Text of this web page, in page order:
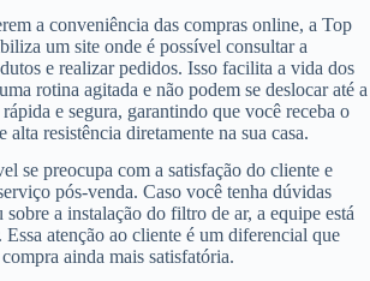
a conveniência das compras online, a Top
um site onde é possível consultar a
e realizar pedidos. Isso facilita a vida dos
rotina agitada e não podem se deslocar até a
e segura, garantindo que você receba o
resistência diretamente na sua casa.
se preocupa com a satisfação do cliente e
pós-venda. Caso você tenha dúvidas
a instalação do filtro de ar, a equipe está
atenção ao cliente é um diferencial que
ainda mais satisfatória.